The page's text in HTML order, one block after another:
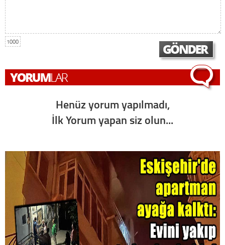
1000
Henüz yorum yapılmadı,
İlk Yorum yapan siz olun...